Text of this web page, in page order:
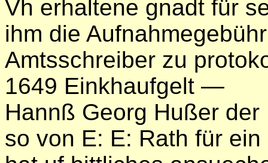
Vh erhaltene gnadt für
ihm die
Amtsschreiber zu
1649 Einkhaufgelt —
Hannß Georg Hußer
so von E: E: Rath für